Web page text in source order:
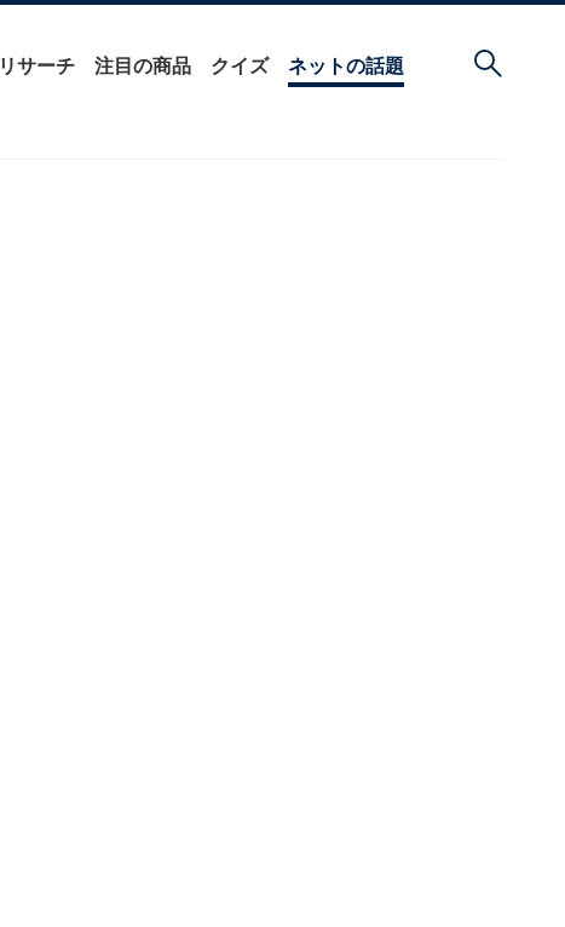
リサーチ 注目の商品 クイズ ネットの話題